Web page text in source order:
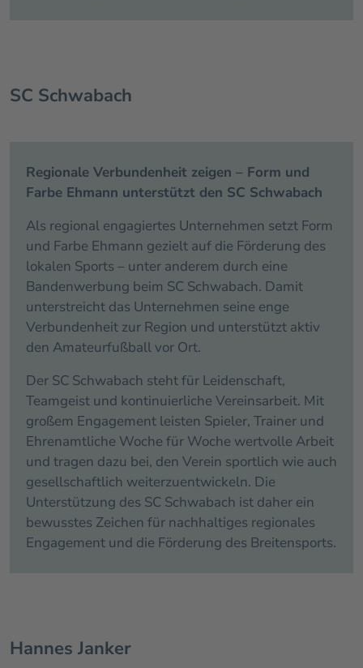
SC Schwabach
Regionale Verbundenheit zeigen – Form und
Farbe Ehmann unterstützt den SC Schwabach
Als regional engagiertes Unternehmen setzt Form
und Farbe Ehmann gezielt auf die Förderung des
lokalen Sports – unter anderem durch eine
Bandenwerbung beim SC Schwabach. Damit
unterstreicht das Unternehmen seine enge
Verbundenheit zur Region und unterstützt aktiv
den Amateurfußball vor Ort.
Der SC Schwabach steht für Leidenschaft,
Teamgeist und kontinuierliche Vereinsarbeit. Mit
großem Engagement leisten Spieler, Trainer und
Ehrenamtliche Woche für Woche wertvolle Arbeit
und tragen dazu bei, den Verein sportlich wie auch
gesellschaftlich weiterzuentwickeln. Die
Unterstützung des SC Schwabach ist daher ein
bewusstes Zeichen für nachhaltiges regionales
Engagement und die Förderung des Breitensports.
Hannes Janker